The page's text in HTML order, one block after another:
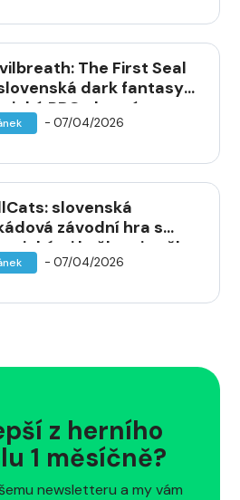
The First Seal
dark fantasy
RPG chystá
na prosinec
- 07/04/2026
slovenská
závodní hra s
kočkami vyšla
- 07/04/2026
z herního
1 měsíčně?
newsletteru a my vám